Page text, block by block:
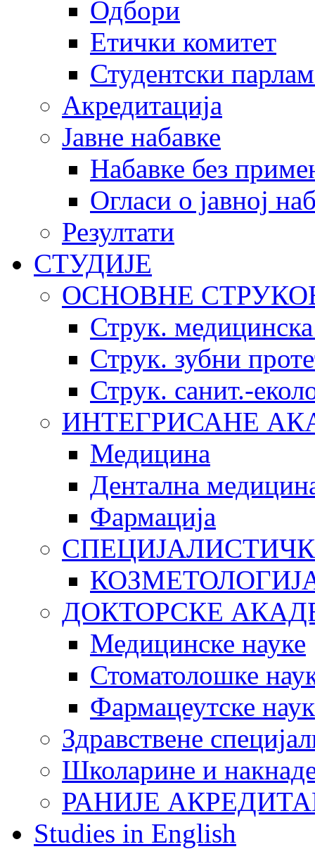
Одбори
Етички комитет
Студентски
Акредитација
Јавне набавке
Набавке без
Огласи о јавној
Резултати
СТУДИЈЕ
ОСНОВНЕ
Струк. медицинска
Струк. зубни
Струк. санит.-
ИНТЕГРИСАНЕ
Медицина
Дентална
Фармација
ДОКТОРСКЕ
Медицинске науке
Стоматолошке
Фармацеутске
Здравствене
Школарине и
РАНИЈЕ
Studies in English